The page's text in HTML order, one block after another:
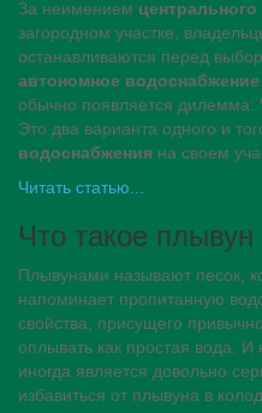
За неимением
загородном участке,
останавливаются перед
автономное водоснабжение
обычно появляется дилемма:
Это два варианта одного и
водоснабжения на своем
Читать статью...
Что такое плывун
Плывунами называют песок,
напоминает пропитанную
свойства, присущего
оплывать как простая вода. И
иногда является довольно
избавиться от плывуна в